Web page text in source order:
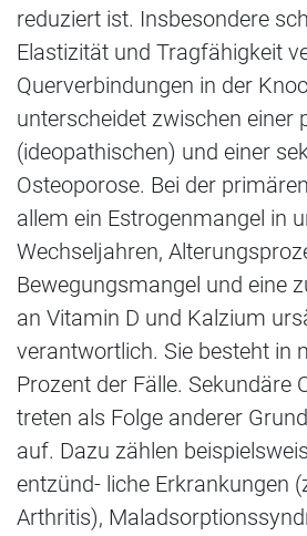
reduziert ist. Insbesondere
Elastizität und Tragfähigkeit
Querverbindungen in der
unterscheidet zwischen einer
(ideopathischen) und einer
Osteoporose. Bei der
allem ein Estrogenmangel in
Wechseljahren,
Bewegungsmangel und eine
an Vitamin D und Kalzium
verantwortlich. Sie besteht in
Prozent der Fälle. Sekundäre
treten als Folge anderer
auf. Dazu zählen
entzünd- liche Erkrankungen
Arthritis),